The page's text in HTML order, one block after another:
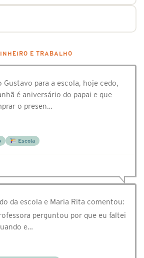
E TRABALHO
Gustavo para a escola, hoje cedo,
é aniversário do papai e que
o presen…
Escola
da escola e Maria Rita comentou:
perguntou por que eu faltei
e…